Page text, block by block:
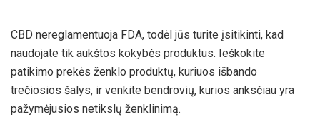
CBD nereglamentuoja FDA, todėl jūs turite įsitikinti, kad
naudojate tik aukštos kokybės produktus. Ieškokite
patikimo prekės ženklo produktų, kuriuos išbando
trečiosios šalys, ir venkite bendrovių, kurios anksčiau yra
pažymėjusios netikslų ženklinimą.